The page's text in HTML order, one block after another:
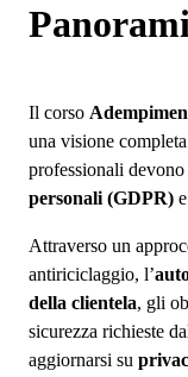
Programma
Docenti
Il corso
una visione
professionali
personali (GDPR) e
Attraverso un
antiriciclaggio, l’
della clientela, gli
sicurezza richieste
aggiornarsi su